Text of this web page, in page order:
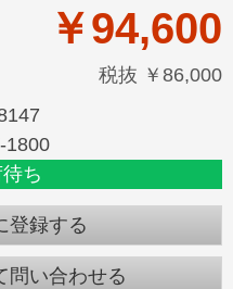
￥94,600
税抜 ￥86,000
1800
ち
登録する
問い合わせる